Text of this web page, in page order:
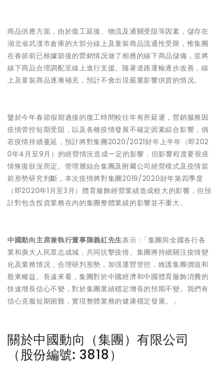
商品供應方面，由於復工延後、物流及通關受阻等因素，儲存在
湖北省武漢市倉庫的大部分線上及童裝商品流通性受限，惟集團
在春節前已根據節後的營銷情况做了相應的線下商品儲備，並將
線下商品合理調配至線上進行支援。隨著道路運輸逐步改善，線
上及童裝商品逐漸補充，預計不會出現嚴重影響供貨的情况。
鑒於今年春節假期過後的復工時間較往年有所延遲，營銷服務因
疫情管控短期受阻，以及各種疫情發展不確定因素綜合影響，倘
若疫情持續蔓延，預計將對集團2020/2021財年上半年（即202
0年4月至9月）的經營情況造成一定的影響，但影響程度要視疫
情恢復狀況而定。管理層結合集團及附屬公司經營模式及疫情當
前形勢研究判斷，本次疫情將對集團2019/2020財年第四季度
（即2020年1月至3月）體育服飾經營業績造成較大的影響，但預
計對包含投資業務在內的集團整體業績的影響並不重大。
中國動向主席兼執行董事陳義紅先生表示 :「集團與全國各行各
業和廣大人民眾志成城，共同抗擊疫情。集團將持續關注疫情變
化及業務情况，合理研判形勢，加强運營管控，維護集團價值和
股東權益。長遠來看，集團對於中國經濟和中國體育服飾消費的
快速增長信心不變，對於集團業績穩定增長的預期不變。我們有
信心克服短期困難，實現整體業務的健康穩定發展。」
關於中國動向（集團）有限公司
（股份編號: 3818）